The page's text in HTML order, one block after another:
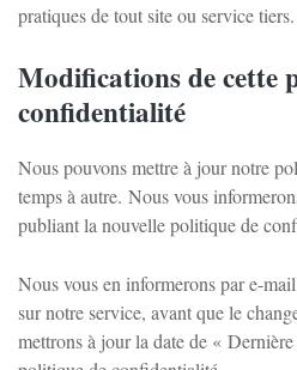
pratiques de tout site ou service tiers.
Modifications de cette
confidentialité
Nous pouvons mettre à jour notre
temps à autre. Nous vous
publiant la nouvelle politique de
Nous vous en informerons par e-
sur notre service, avant que le
mettrons à jour la date de «